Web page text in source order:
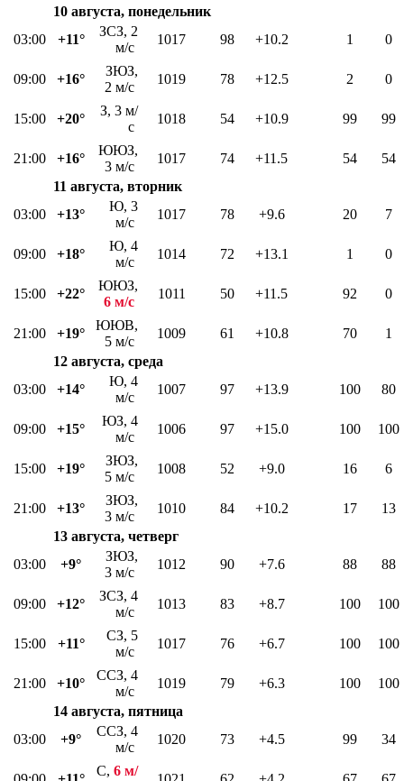
10 августа, понедельник
03:00
+11°
ЗСЗ, 2
м/с
1017 98 +10.2 1 0
09:00 +16°
ЗЮЗ,
2 м/с
1019 78 +12.5 2 0
15:00 +20°
З, 3 м/
с
1018 54 +10.9 99 99
21:00 +16°
ЮЮЗ,
3 м/с
1017 74 +11.5 54
54
11 августа, вторник
03:00
+13°
Ю, 3
м/с
1017 78 +9.6 20 7
09:00 +18°
Ю, 4
м/с
1014 72 +13.1 1 0
15:00 +22°
ЮЮЗ,
6 м/с
1011 50 +11.5 92 0
21:00 +19°
ЮЮВ,
5 м/с
1009 61 +10.8 70
1
12 августа, среда
03:00
+14°
Ю, 4
м/с
1007 97 +13.9 100 80
09:00 +15°
ЮЗ, 4
м/с
1006 97 +15.0 100 100
15:00 +19°
ЗЮЗ,
5 м/с
1008 52 +9.0 16 6
21:00 +13°
ЗЮЗ,
3 м/с
1010 84 +10.2 17
13
13 августа, четверг
03:00
+9°
ЗЮЗ,
3 м/с
1012 90 +7.6 88 88
09:00 +12°
ЗСЗ, 4
м/с
1013 83 +8.7 100 100
15:00 +11°
СЗ, 5
м/с
1017 76 +6.7 100 100
21:00 +10°
ССЗ, 4
м/с
1019 79 +6.3 100
100
14 августа, пятница
03:00
+9°
ССЗ, 4
м/с
1020 73 +4.5 99 34
С, 6 м/